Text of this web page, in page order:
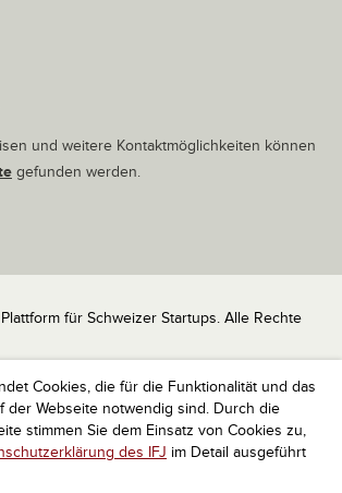
Cookies, die für die Funktionalität und das
der Webseite notwendig sind. Durch die
stimmen Sie dem Einsatz von Cookies zu,
des IFJ im Detail ausgeführt
und weitere Kontaktmöglichkeiten können
gefunden werden.
für Schweizer Startups. Alle Rechte